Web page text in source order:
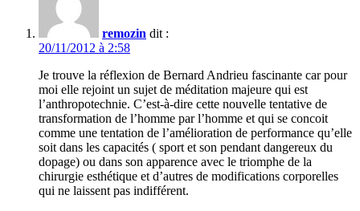
remozin dit :
20/11/2012 à 2:58
Je trouve la réflexion de Bernard Andrieu fascinante car pour
moi elle rejoint un sujet de méditation majeure qui est
l’anthropotechnie. C’est-à-dire cette nouvelle tentative de
transformation de l’homme par l’homme et qui se concoit
comme une tentation de l’amélioration de performance qu’elle
soit dans les capacités ( sport et son pendant dangereux du
dopage) ou dans son apparence avec le triomphe de la
chirurgie esthétique et d’autres de modifications corporelles
qui ne laissent pas indifférent.